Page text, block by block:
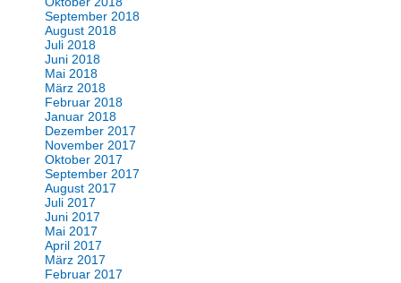
September 2018
August 2018
Juli 2018
Juni 2018
Mai 2018
März 2018
Februar 2018
Januar 2018
Dezember 2017
November 2017
Oktober 2017
September 2017
August 2017
Juli 2017
Juni 2017
Mai 2017
April 2017
März 2017
Februar 2017